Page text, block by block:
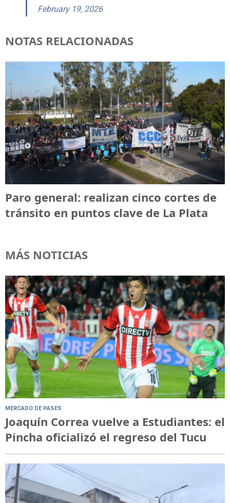
February 19, 2026
NOTAS RELACIONADAS
Paro general: realizan cinco cortes de
tránsito en puntos clave de La Plata
MÁS NOTICIAS
MERCADO DE PASES
Joaquín Correa vuelve a Estudiantes: el
Pincha oficializó el regreso del Tucu